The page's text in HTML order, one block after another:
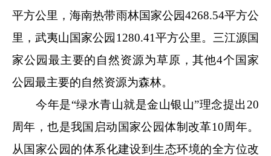
平方公里，海南热带雨林国家公园4268.54平方公
里，武夷山国家公园1280.41平方公里。三江源国
家公园最主要的自然资源为草原，其他4个国家
公园最主要的自然资源为森林。
今年是“绿水青山就是金山银山”理念提出20
周年，也是我国启动国家公园体制改革10周年。
从国家公园的体系化建设到生态环境的全方位改